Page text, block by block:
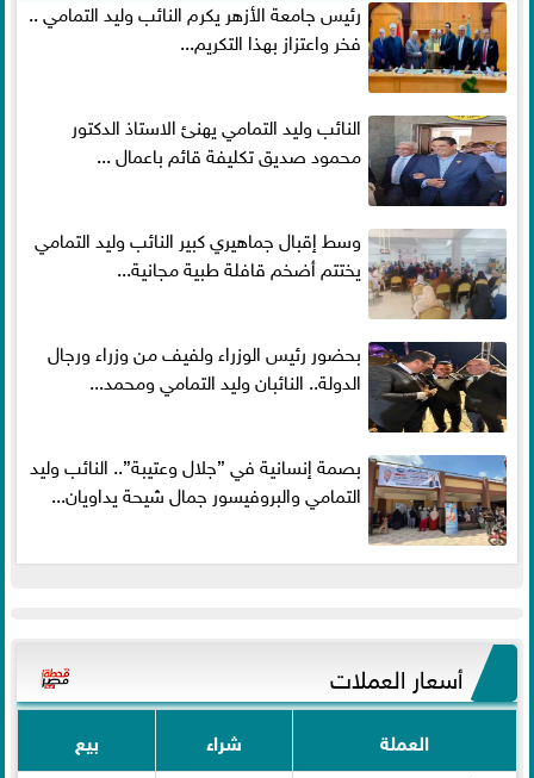
رئيس جامعة الأزهر يكرم النائب وليد التمامي ..
فخر واعتزاز بهذا التكريم...
النائب وليد التمامي يهنئ الاستاذ الدكتور
محمود صديق تكليفة قائم باعمال ...
وسط إقبال جماهيري كبير النائب وليد التمامي
يختتم أضخم قافلة طبية مجانية...
بحضور رئيس الوزراء ولفيف من وزراء ورجال
الدولة.. النائبان وليد التمامي ومحمد...
بصمة إنسانية في ”جلال وعتيبة”.. النائب وليد
التمامي والبروفيسور جمال شيحة يداويان...
أسعار العملات
العملة شراء بيع